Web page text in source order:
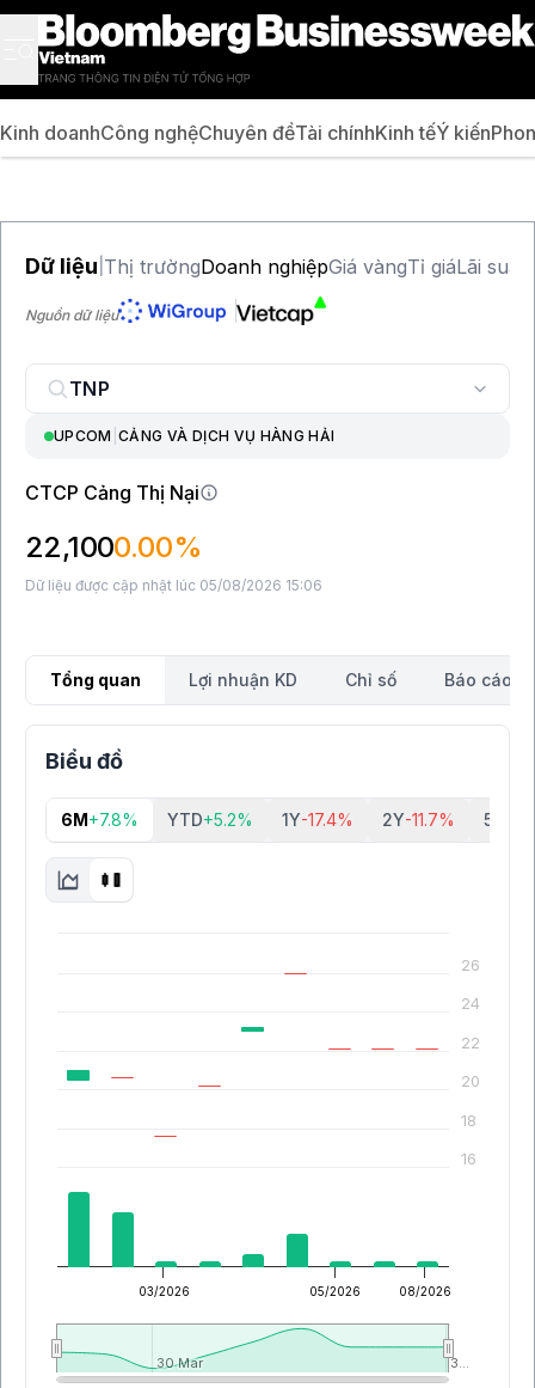
Kinh doanhCông nghệChuyên đềTài chínhKinh tếÝ kiến
Dữ liệu Thị trườngDoanh nghiệpGiá vàngTỉ giáLãi suất
Nguồn dữ liệu
UPCOM |CẢNG VÀ DỊCH VỤ HÀNG HẢI
CTCP Cảng Thị Nại
22,1000.00%
Dữ liệu được cập nhật lúc 05/08/2026 15:06
Tổng quan Lợi nhuận KD Chỉ số Báo cáo
Biểu đồ
6M+7.8% YTD+5.2% 1Y-17.4% 2Y-11.7% 5Y
03/2026 05/2026 08/2026
30 Mar
30 Mar 3…
3…
16
18
20
22
24
26